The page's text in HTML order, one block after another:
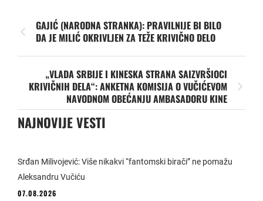
GAJIĆ (NARODNA STRANKA): PRAVILNIJE BI BILO
DA JE MILIĆ OKRIVLJEN ZA TEŽE KRIVIČNO DELO
„VLADA SRBIJE I KINESKA STRANA SAIZVRŠIOCI
KRIVIČNIH DELA“: ANKETNA KOMISIJA O VUČIĆEVOM
NAVODNOM OBEĆANJU AMBASADORU KINE
NAJNOVIJE VESTI
Srđan Milivojević: Više nikakvi “fantomski birači” ne pomažu
Aleksandru Vučiću
07.08.2026